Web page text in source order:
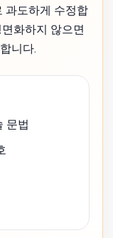
과도하게 수정합
화하지 않으면
니다.
문법